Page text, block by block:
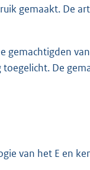
gemaakt. De
gemachtigden
De
van het E en